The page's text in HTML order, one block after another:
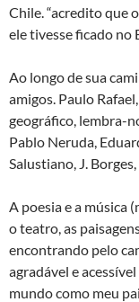
Chile. “acredito que
ele tivesse ficado no
Ao longo de sua
amigos. Paulo
geográfico, lembra-
Pablo Neruda,
Salustiano, J.
A poesia e a música
o teatro, as
encontrando pelo
agradável e
mundo como meu